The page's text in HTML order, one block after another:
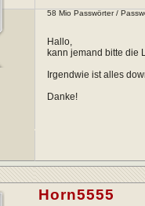
58 Mio Passwörter /
Hallo,
kann jemand bitte die
Irgendwie ist alles
Danke!
Horn5555